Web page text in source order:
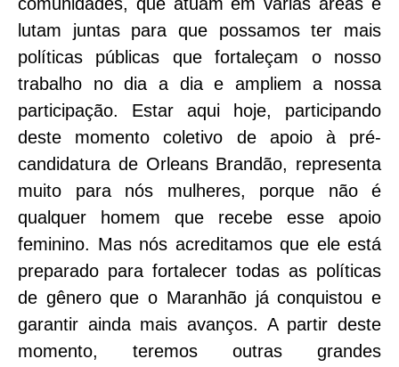
lutam juntas para que possamos ter mais
políticas públicas que fortaleçam o nosso
trabalho no dia a dia e ampliem a nossa
participação. Estar aqui hoje, participando
deste momento coletivo de apoio à pré-
candidatura de Orleans Brandão, representa
muito para nós mulheres, porque não é
qualquer homem que recebe esse apoio
feminino. Mas nós acreditamos que ele está
preparado para fortalecer todas as políticas
de gênero que o Maranhão já conquistou e
garantir ainda mais avanços. A partir deste
momento, teremos outras grandes